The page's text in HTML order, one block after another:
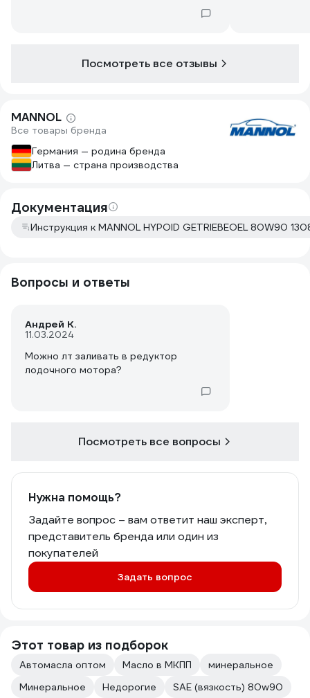
Посмотреть все отзывы
MANNOL
Все товары бренда
Германия — родина бренда
Литва — страна производства
Документация
Инструкция к MANNOL HYPOID GETRIEBEOEL 80W90
Вопросы и ответы
Андрей К.
11.03.2024
Можно лт заливать в редуктор
лодочного мотора?
Посмотреть все вопросы
Нужна помощь?
Задайте вопрос – вам ответит наш эксперт,
представитель бренда или один из
покупателей
Задать вопрос
Этот товар из подборок
Автомасла оптом Масло в МКПП
минеральное
Минеральное
Недорогие
SAE (вязкость) 80w90